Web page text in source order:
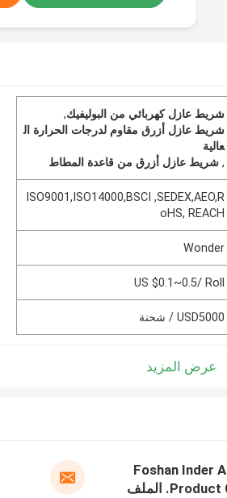
شريط عازل كهربائي من البوليفيك,
شريط عازل أزرق مقاوم لدرجات الحرارة ال
عالية
,شريط عازل أزرق من قاعدة المطاط
ISO9001,ISO14000,BSCI ,SEDEX,AEO,R
oHS, REACH
Wonder
US $0.1~0.5/ Roll
USD5000 / شحنة
عرض المزيد
Foshan Inder
Product Co., Ltd. الملف